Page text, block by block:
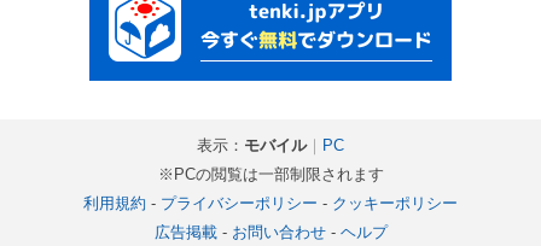
表示： モバイル｜ PC
※PCの閲覧は一部制限されます
利用規約 - プライバシーポリシー - クッキーポリシー
広告掲載- お問い合わせ- ヘルプ